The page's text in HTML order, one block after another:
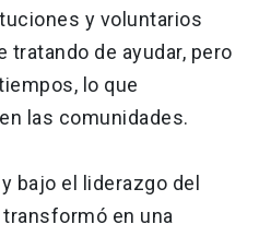
y voluntarios
tratando de ayudar, pero
lo que
las comunidades.
bajo el liderazgo del
en una